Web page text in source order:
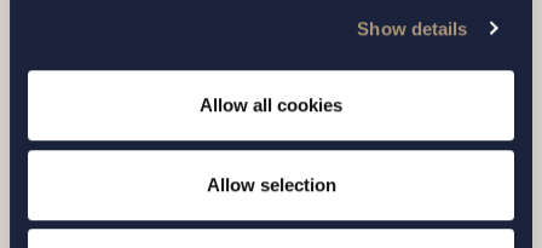
Show details
Allow all cookies
Allow selection
Relaterade nyheter